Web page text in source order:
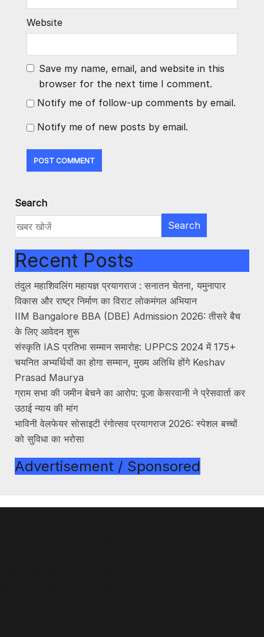
Website
Save my name, email, and website in this
browser for the next time I comment.
Notify me of follow-up comments by email.
Notify me of new posts by email.
Search
Search
Recent Posts
तंदुल महाशिवलिंग महायज्ञ प्रयागराज : सनातन चेतना, यमुनापार
विकास और राष्ट्र निर्माण का विराट लोकमंगल अभियान
IIM Bangalore BBA (DBE) Admission 2026: तीसरे बैच
के लिए आवेदन शुरू
संस्कृति IAS प्रतिभा सम्मान समारोह: UPPCS 2024 में 175+
चयनित अभ्यर्थियों का होगा सम्मान, मुख्य अतिथि होंगे Keshav
Prasad Maurya
ग्राम सभा की जमीन बेचने का आरोप: पूजा केसरवानी ने प्रेसवार्ता कर
उठाई न्याय की मांग
भाविनी वेलफेयर सोसाइटी रंगोत्सव प्रयागराज 2026: स्पेशल बच्चों
को सुविधा का भरोसा
Advertisement / Sponsored